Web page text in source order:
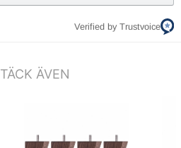
Verified by Trustvoice
ÄVEN